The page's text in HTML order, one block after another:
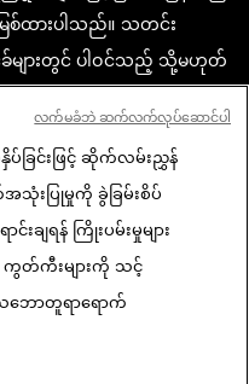
ြစ်ထားပါသည်။ သတင်း
ျားတွင် ပါဝင်သည့် သို့မဟုတ်
စာဖတ်သူတို့ မှန်ကန်စွာ
င်းအတာပမာဏအအလျောက်
အနေဖြင့် ဤသို့သောတတိယအဖွဲ့
းအရာများနှင့်ပတ်သက်၍ မူပိုင်
ည်သည့်ပိုင်ခွင့်မှ ရယူထားခြင်း
သို့သော တာဝန်မှရှိမည်
မှတ်ပုံတင်ပြီးဖြစ်ကာ AFP ၏
ြင်းဖြင့် ဆိုက်လမ်းညွှန်
သုံးပြုမှုကို ခွဲခြမ်းစိပ်
ချရန် ကြိုးပမ်းမှုများ
တ်ကီးများကို သင့်
ဘောတူရာရောက်
လက်မခံဘဲ ဆက်လက်လုပ်ဆောင်ပါ